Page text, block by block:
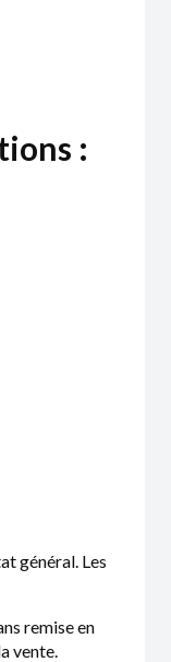
:
général. Les
remise en
vente.